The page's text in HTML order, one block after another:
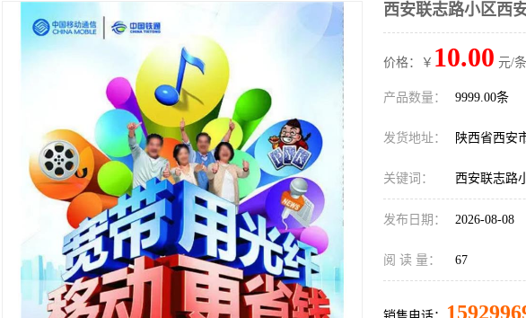
西安联志路小区西
价格：￥ 10.00 元/
产品数量： 9999.00条
发货地址： 陕西省西安
关键词： 西安联志路
发布日期： 2026-08-08
阅 读 量： 67